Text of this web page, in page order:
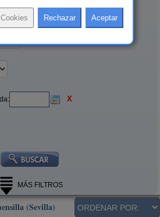
X
MÁS FILTROS
(Sevilla)